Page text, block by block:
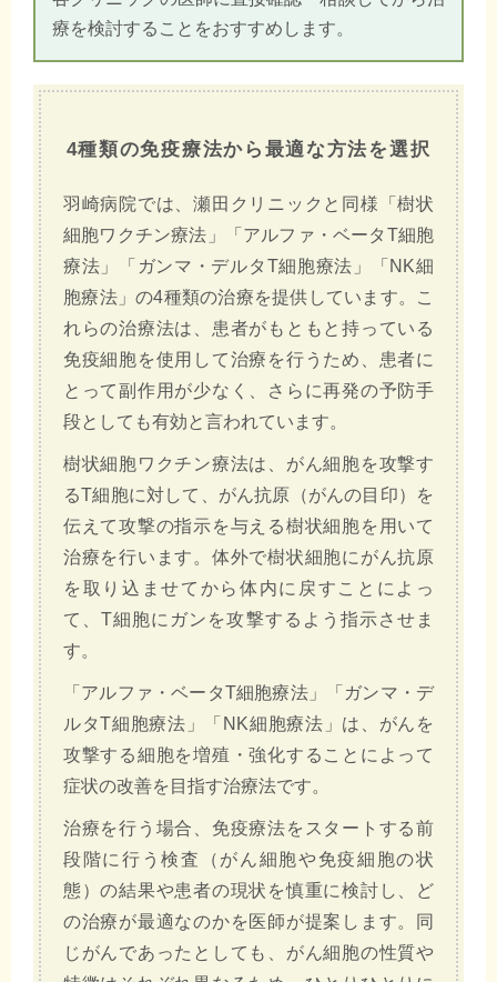
療を検討することをおすすめします。
4種類の免疫療法から最適な方法を選択
羽崎病院では、瀬田クリニックと同様「樹状
細胞ワクチン療法」「アルファ・ベータT細胞
療法」「ガンマ・デルタT細胞療法」「NK細
胞療法」の4種類の治療を提供しています。こ
れらの治療法は、患者がもともと持っている
免疫細胞を使用して治療を行うため、患者に
とって副作用が少なく、さらに再発の予防手
段としても有効と言われています。
樹状細胞ワクチン療法は、がん細胞を攻撃す
るT細胞に対して、がん抗原（がんの目印）を
伝えて攻撃の指示を与える樹状細胞を用いて
治療を行います。体外で樹状細胞にがん抗原
を取り込ませてから体内に戻すことによっ
て、T細胞にガンを攻撃するよう指示させま
す。
「アルファ・ベータT細胞療法」「ガンマ・デ
ルタT細胞療法」「NK細胞療法」は、がんを
攻撃する細胞を増殖・強化することによって
症状の改善を目指す治療法です。
治療を行う場合、免疫療法をスタートする前
段階に行う検査（がん細胞や免疫細胞の状
態）の結果や患者の現状を慎重に検討し、ど
の治療が最適なのかを医師が提案します。同
じがんであったとしても、がん細胞の性質や